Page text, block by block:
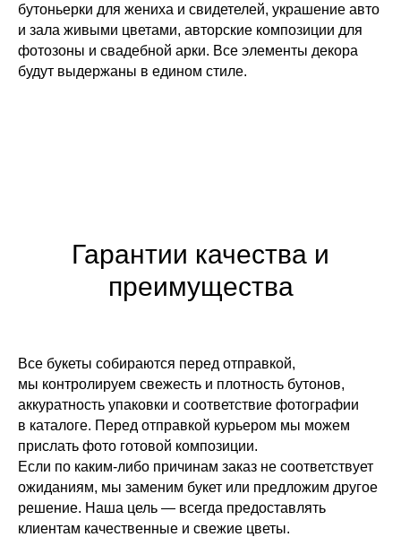
бутоньерки для жениха и свидетелей, украшение авто
и зала живыми цветами, авторские композиции для
фотозоны и свадебной арки. Все элементы декора
будут выдержаны в едином стиле.
Гарантии качества и
преимущества
Все букеты собираются перед отправкой,
мы контролируем свежесть и плотность бутонов,
аккуратность упаковки и соответствие фотографии
в каталоге. Перед отправкой курьером мы можем
прислать фото готовой композиции.
Если по каким-либо причинам заказ не соответствует
ожиданиям, мы заменим букет или предложим другое
решение. Наша цель — всегда предоставлять
клиентам качественные и свежие цветы.
ЖДЁМ ВАС ПО АДРЕСУ
ВО ВЛАДИВОСТОКЕ:
Режим работы: с 08:00 до 23:45
Режим работы: с 08:00 до 23:00
+7 (999) 619‒32‒32
Проспект Красного Знамени,
110 ТЦ MIRA 1 этаж справа
от входа.